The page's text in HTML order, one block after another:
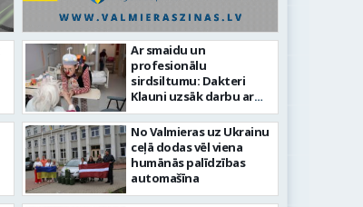
svētku gājiens 2026
Ar smaidu un
profesionālu
sirdsiltumu: Dakteri
Klauni uzsāk darbu ar
senioriem Vidzemes
slimnīcā
No Valmieras uz Ukrainu
ceļā dodas vēl viena
humānās palīdzības
automašīna